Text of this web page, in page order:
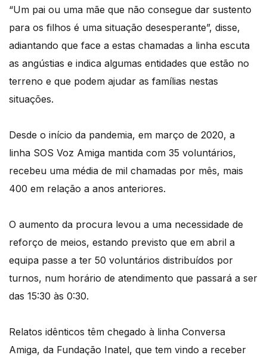
“Um pai ou uma mãe que não consegue dar sustento
para os filhos é uma situação desesperante”, disse,
adiantando que face a estas chamadas a linha escuta
as angústias e indica algumas entidades que estão no
terreno e que podem ajudar as famílias nestas
situações.
Desde o início da pandemia, em março de 2020, a
linha SOS Voz Amiga mantida com 35 voluntários,
recebeu uma média de mil chamadas por mês, mais
400 em relação a anos anteriores.
O aumento da procura levou a uma necessidade de
reforço de meios, estando previsto que em abril a
equipa passe a ter 50 voluntários distribuídos por
turnos, num horário de atendimento que passará a ser
das 15:30 às 0:30.
Relatos idênticos têm chegado à linha Conversa
Amiga, da Fundação Inatel, que tem vindo a receber